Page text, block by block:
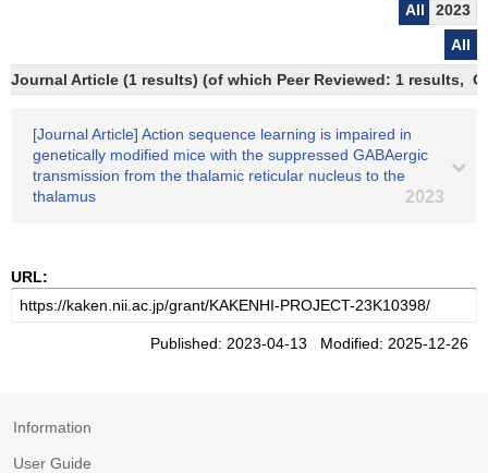
All
2023
All
Journal Article (1 results) (of which Peer Reviewed: 1 results,
[Journal Article] Action sequence learning is impaired in
genetically modified mice with the suppressed GABAergic
transmission from the thalamic reticular nucleus to the
thalamus
2023
URL:
Published: 2023-04-13 Modified: 2025-12-26
Information
User Guide